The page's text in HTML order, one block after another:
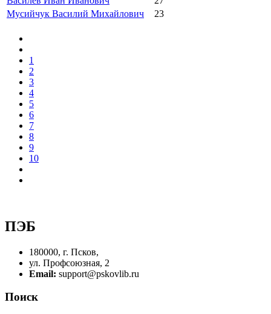
Мусийчук Василий Михайлович
23
1
2
3
4
5
6
7
8
9
10
ПЭБ
180000, г. Псков,
ул. Профсоюзная, 2
Email: support@pskovlib.ru
Поиск